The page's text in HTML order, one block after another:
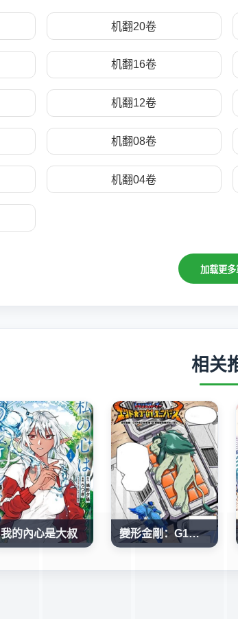
机翻20卷
机翻16卷
机翻12卷
机翻08卷
机翻04卷
加载更多
相关
我的內心是大叔 變形金剛：G1宇宙之終焉